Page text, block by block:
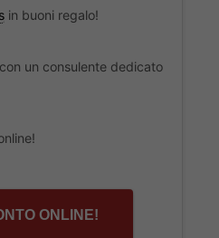
in buoni regalo!
un consulente dedicato
ONLINE!